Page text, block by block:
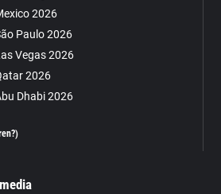
2026
Paulo 2026
Vegas 2026
2026
Dhabi 2026